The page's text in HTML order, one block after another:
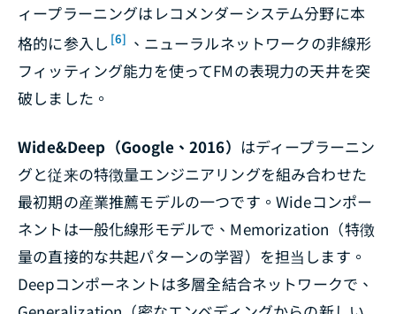
ィープラーニングはレコメンダーシステム分野に本
格的に参入し [6] 、ニューラルネットワークの非線形
フィッティング能力を使ってFMの表現力の天井を突
破しました。
Wide&Deep（Google、2016） はディープラーニン
グと従来の特徴量エンジニアリングを組み合わせた
最初期の産業推薦モデルの一つです。Wideコンポー
ネントは一般化線形モデルで、Memorization（特徴
量の直接的な共起パターンの学習）を担当します。
Deepコンポーネントは多層全結合ネットワークで、